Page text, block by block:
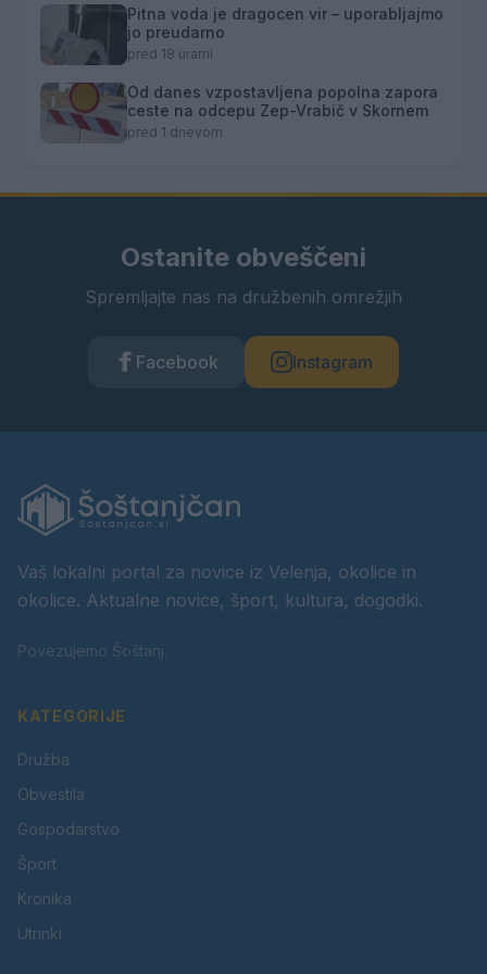
Pitna voda je dragocen vir – uporabljajmo
jo preudarno
pred 18 urami
Od danes vzpostavljena popolna zapora
ceste na odcepu Zep-Vrabič v Skornem
pred 1 dnevom
Ostanite obveščeni
Spremljajte nas na družbenih omrežjih
Facebook Instagram
Vaš lokalni portal za novice iz Velenja, okolice in
okolice. Aktualne novice, šport, kultura, dogodki.
Povezujemo Šoštanj.
KATEGORIJE
Družba
Obvestila
Gospodarstvo
Šport
Kronika
Utrinki